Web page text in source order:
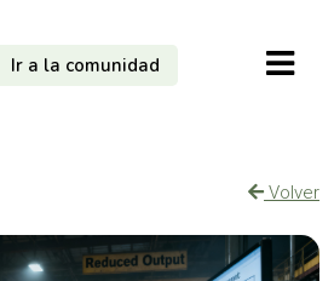
Ir a la comunidad
Volver